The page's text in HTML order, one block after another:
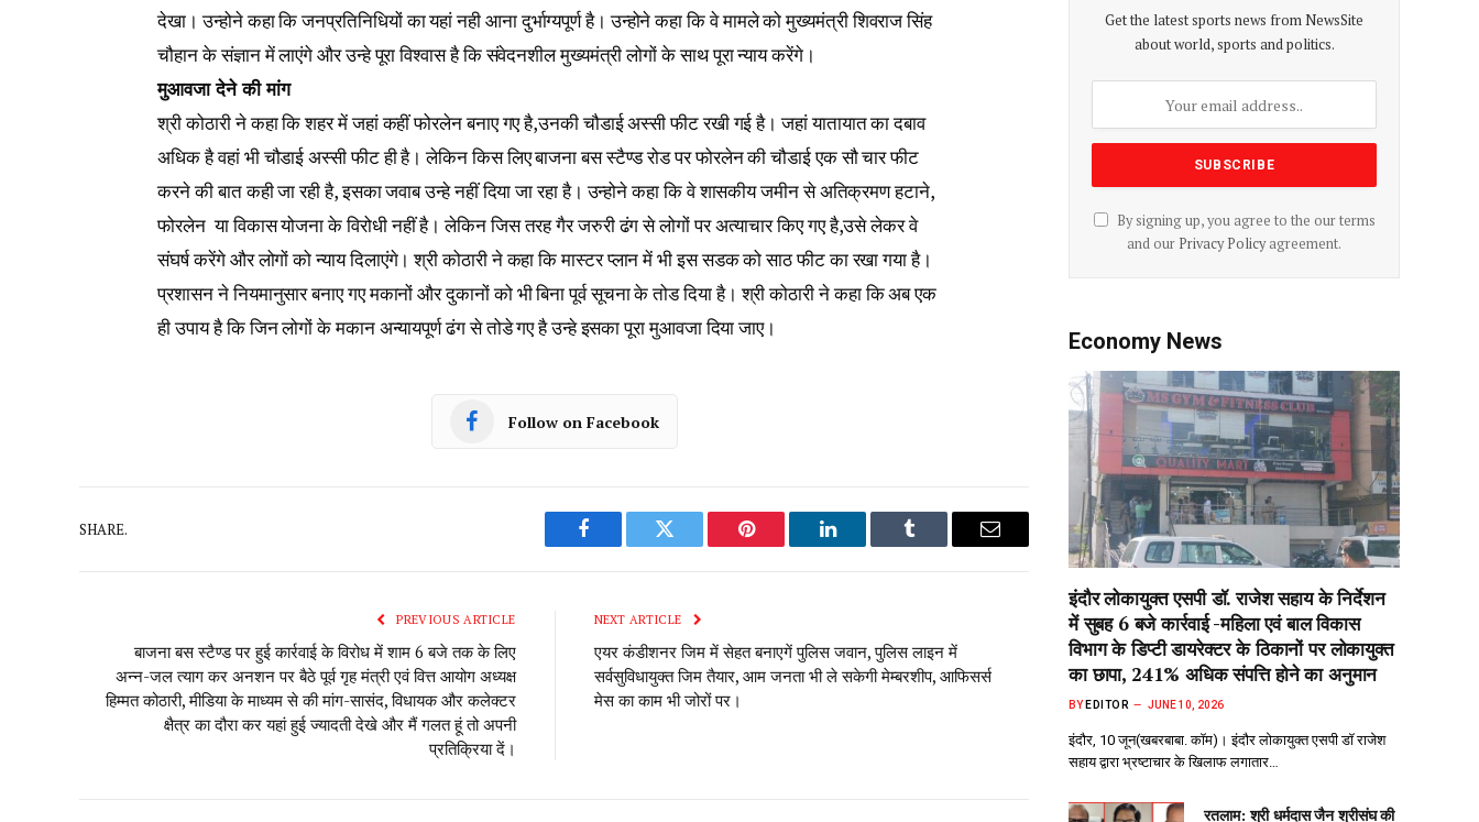
देखा। उन्होने कहा कि जनप्रतिनिधियों का यहां नही आना दुर्भाग्यपूर्ण है। उन्होने कहा कि वे मामले को मुख्यमंत्री शिवराज सिंह
चौहान के संज्ञान में लाएंगे और उन्हे पूरा विश्वास है कि संवेदनशील मुख्यमंत्री लोगों के साथ पूरा न्याय करेंगे।
मुआवजा देने की मांग
श्री कोठारी ने कहा कि शहर में जहां कहीं फोरलेन बनाए गए है,उनकी चौडाई अस्सी फीट रखी गई है। जहां यातायात का दबाव
अधिक है वहां भी चौडाई अस्सी फीट ही है। लेकिन किस लिए बाजना बस स्टैण्ड रोड पर फोरलेन की चौडाई एक सौ चार फीट
करने की बात कही जा रही है, इसका जवाब उन्हे नहीं दिया जा रहा है। उन्होने कहा कि वे शासकीय जमीन से अतिक्रमण हटाने,
फोरलेन या विकास योजना के विरोधी नहीं है। लेकिन जिस तरह गैर जरुरी ढंग से लोगों पर अत्याचार किए गए है,उसे लेकर वे
संघर्ष करेंगे और लोगों को न्याय दिलाएंगे। श्री कोठारी ने कहा कि मास्टर प्लान में भी इस सडक को साठ फीट का रखा गया है।
प्रशासन ने नियमानुसार बनाए गए मकानों और दुकानों को भी बिना पूर्व सूचना के तोड दिया है। श्री कोठारी ने कहा कि अब एक
ही उपाय है कि जिन लोगों के मकान अन्यायपूर्ण ढंग से तोडे गए है उन्हे इसका पूरा मुआवजा दिया जाए।
Follow on Facebook
SHARE.
Facebook Twitter Pinterest LinkedIn Tumblr Email
PREVIOUS ARTICLE
बाजना बस स्टैण्ड पर हुई कार्रवाई के विरोध में शाम 6 बजे तक के लिए
अन्न-जल त्याग कर अनशन पर बैठे पूर्व गृह मंत्री एवं वित्त आयोग अध्यक्ष
हिम्मत कोठारी, मीडिया के माध्यम से की मांग-सासंद, विधायक और कलेक्टर
क्षैत्र का दौरा कर यहां हुई ज्यादती देखे और मैं गलत हूं तो अपनी
प्रतिक्रिया दें।
NEXT ARTICLE
एयर कंडीशनर जिम में सेहत बनाएगें पुलिस जवान, पुलिस लाइन में
सर्वसुविधायुक्त जिम तैयार, आम जनता भी ले सकेगी मेम्बरशीप, आफिसर्स
मेस का काम भी जोरों पर।
Get the latest sports news from NewsSite
about world, sports and politics.
By signing up, you agree to the our terms
and our Privacy Policyagreement.
Economy News
इंदौर लोकायुक्त एसपी डॉ. राजेश सहाय के निर्देशन
में सुबह 6 बजे कार्रवाई -महिला एवं बाल विकास
विभाग के डिप्टी डायरेक्टर के ठिकानों पर लोकायुक्त
का छापा, 241% अधिक संपत्ति होने का अनुमान
BY EDITOR JUNE 10, 2026
इंदौर, 10 जून(खबरबाबा. कॉम)। इंदौर लोकायुक्त एसपी डॉ राजेश
सहाय द्वारा भ्रष्टाचार के खिलाफ लगातार…
रतलाम: श्री धर्मदास जैन श्रीसंघ की